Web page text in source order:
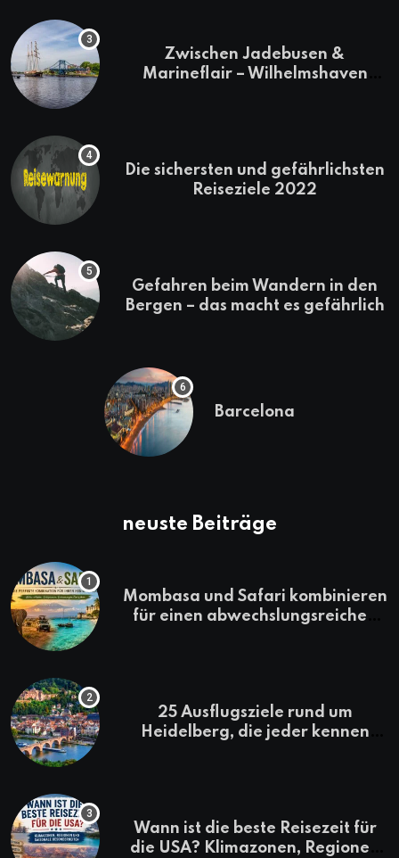
Zwischen Jadebusen &
Marineflair – Wilhelmshaven
Die sichersten und gefährlichsten
Reiseziele 2022
Gefahren beim Wandern in den
Bergen – das macht es gefährlich
Barcelona
neuste Beiträge
Mombasa und Safari kombinieren
für einen abwechslungsreichen
25 Ausflugsziele rund um
Heidelberg, die jeder kennen
Wann ist die beste Reisezeit für
die USA? Klimazonen, Regionen